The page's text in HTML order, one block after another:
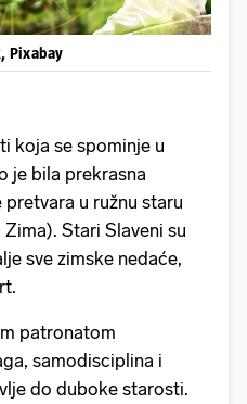
Pixabay
koja se spominje u
je bila prekrasna
u ružnu staru
Stari Slaveni su
sve zimske nedaće,
patronatom
samodisciplina i
do duboke starosti.